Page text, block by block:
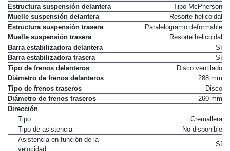
Estructura suspensión delantera
Tipo McPherson
Muelle suspensión delantera
Resorte helicoidal
Estructura suspensión trasera
Paralelogramo deformable
Muelle suspensión trasera
Resorte helicoidal
Barra estabilizadora delantera
Sí
Barra estabilizadora trasera
Sí
Tipo de frenos delanteros
Disco ventilado
Diámetro de frenos delanteros
288 mm
Tipo de frenos traseros
Disco
Diámetro de frenos traseros
260 mm
Dirección
Tipo
Cremallera
Tipo de asistencia
No disponible
Asistencia en función de la
velocidad
Sí